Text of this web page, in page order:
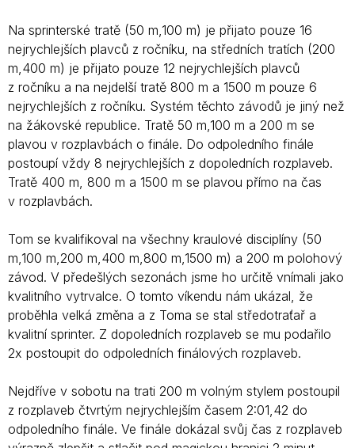
Na sprinterské tratě (50 m,100 m) je přijato pouze 16
nejrychlejších plavců z ročníku, na středních tratích (200
m,400 m) je přijato pouze 12 nejrychlejších plavců
z ročníku a na nejdelší tratě 800 m a 1500 m pouze 6
nejrychlejších z ročníku. Systém těchto závodů je jiný než
na žákovské republice. Tratě 50 m,100 m a 200 m se
plavou v rozplavbách o finále. Do odpoledního finále
postoupí vždy 8 nejrychlejších z dopoledních rozplaveb.
Tratě 400 m, 800 m a 1500 m se plavou přímo na čas
v rozplavbách.
Tom se kvalifikoval na všechny kraulové disciplíny (50
m,100 m,200 m,400 m,800 m,1500 m) a 200 m polohový
závod. V předešlých sezonách jsme ho určitě vnímali jako
kvalitního vytrvalce. O tomto víkendu nám ukázal, že
proběhla velká změna a z Toma se stal středotraťař a
kvalitní sprinter. Z dopoledních rozplaveb se mu podařilo
2x postoupit do odpoledních finálových rozplaveb.
Nejdříve v sobotu na trati 200 m volným stylem postoupil
z rozplaveb čtvrtým nejrychlejším časem 2:01,42 do
odpoledního finále. Ve finále dokázal svůj čas z rozplaveb